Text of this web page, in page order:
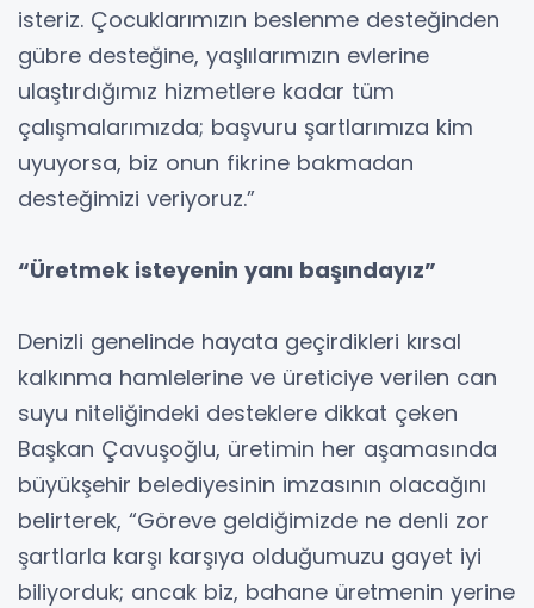
isteriz. Çocuklarımızın beslenme desteğinden
gübre desteğine, yaşlılarımızın evlerine
ulaştırdığımız hizmetlere kadar tüm
çalışmalarımızda; başvuru şartlarımıza kim
uyuyorsa, biz onun fikrine bakmadan
desteğimizi veriyoruz.”
“Üretmek isteyenin yanı başındayız”
Denizli genelinde hayata geçirdikleri kırsal
kalkınma hamlelerine ve üreticiye verilen can
suyu niteliğindeki desteklere dikkat çeken
Başkan Çavuşoğlu, üretimin her aşamasında
büyükşehir belediyesinin imzasının olacağını
belirterek, “Göreve geldiğimizde ne denli zor
şartlarla karşı karşıya olduğumuzu gayet iyi
biliyorduk; ancak biz, bahane üretmenin yerine